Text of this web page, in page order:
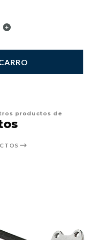
productos de